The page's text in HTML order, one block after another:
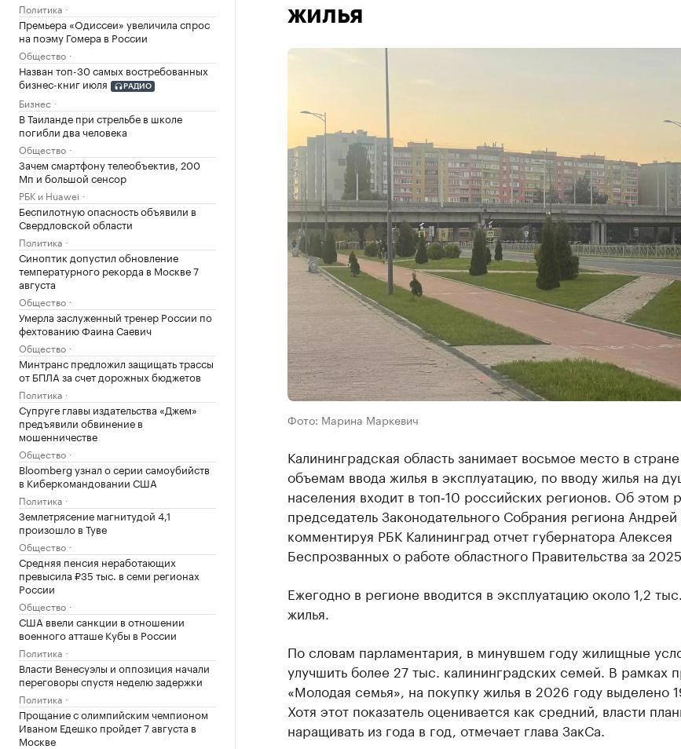
Политика
Премьера «Одиссеи» увеличила спрос
на поэму Гомера в России
Общество
Назван топ-30 самых востребованных
бизнес-книг июля
РАДИО
Бизнес
В Таиланде при стрельбе в школе
погибли два человека
Общество
Зачем смартфону телеобъектив, 200
Мп и большой сенсор
РБК и Huawei
Беспилотную опасность объявили в
Свердловской области
Политика
Синоптик допустил обновление
температурного рекорда в Москве 7
августа
Общество
Умерла заслуженный тренер России по
фехтованию Фаина Саевич
Общество
Минтранс предложил защищать трассы
от БПЛА за счет дорожных бюджетов
Политика
Супруге главы издательства «Джем»
предъявили обвинение в
мошенничестве
Общество
Bloomberg узнал о серии самоубийств
в Киберкомандовании США
Политика
Землетрясение магнитудой 4,1
произошло в Туве
Общество
Средняя пенсия неработающих
превысила ₽35 тыс. в семи регионах
России
Общество
США ввели санкции в отношении
военного атташе Кубы в России
Политика
Власти Венесуэлы и оппозиция начали
переговоры спустя неделю задержки
Политика
Прощание с олимпийским чемпионом
Иваном Едешко пройдет 7 августа в
Москве
жилья
Фото: Марина Маркевич
Калининградская область занимает восьмое место в
объемам ввода жилья в эксплуатацию, по вводу жилья на
населения входит в топ‑10 российских регионов. Об этом
председатель Законодательного Собрания региона Андрей
комментируя РБК Калининград отчет губернатора Алексея
Беспрозванных о работе областного Правительства за
Ежегодно в регионе вводится в эксплуатацию около 1,2
жилья.
По словам парламентария, в минувшем году жилищные
улучшить более 27 тыс. калининградских семей. В рамках
«Молодая семья», на покупку жилья в 2026 году выделено
Хотя этот показатель оценивается как средний, власти
наращивать из года в год, отмечает глава ЗакСа.